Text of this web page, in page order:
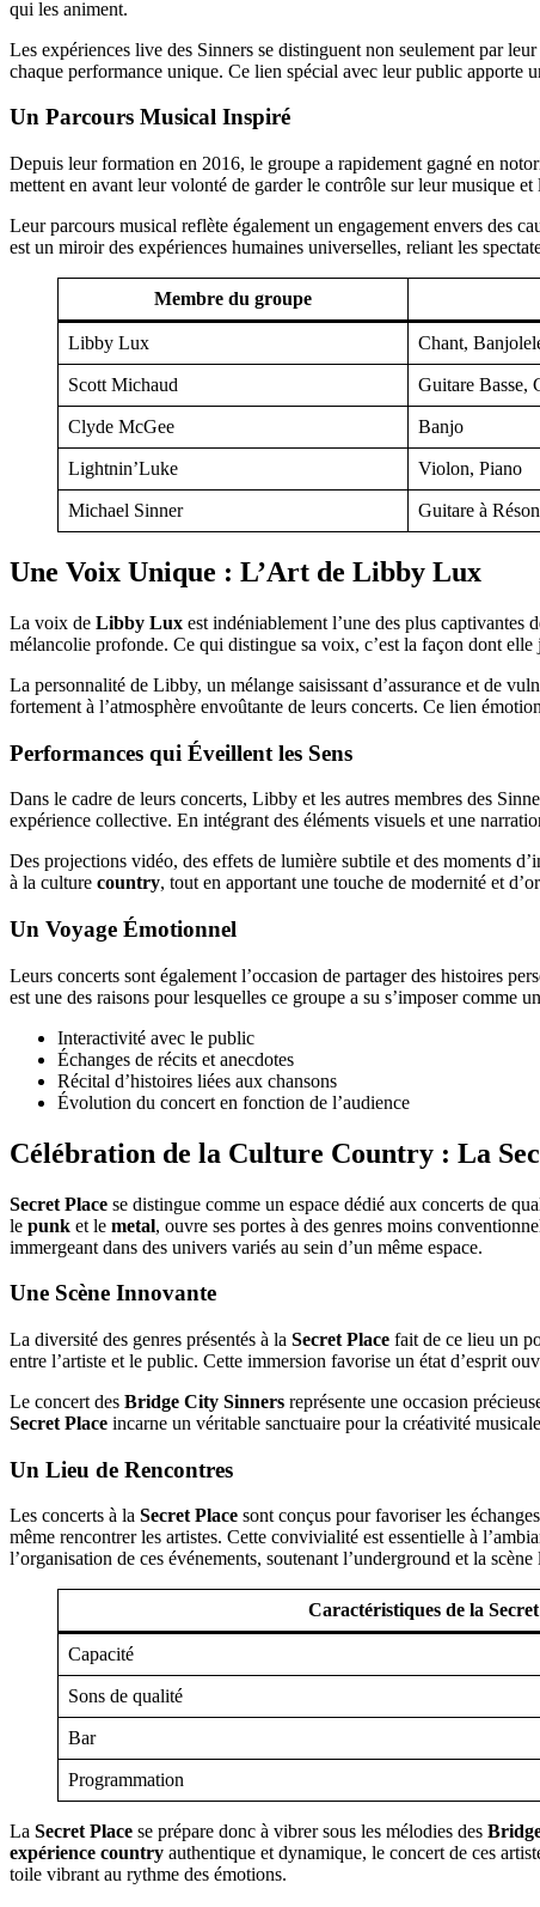
qui les animent.
Les expériences live des Sinners se distinguent non seulement par
chaque performance unique. Ce lien spécial avec leur public apporte
Un Parcours Musical Inspiré
Depuis leur formation en 2016, le groupe a rapidement gagné en
mettent en avant leur volonté de garder le contrôle sur leur musique
Leur parcours musical reflète également un engagement envers des
est un miroir des expériences humaines universelles, reliant les
Membre du groupe
Libby Lux Chant,
Scott Michaud Guitare Basse,
Clyde McGee Banjo
Lightnin’Luke Violon, Piano
Michael Sinner Guitare à
Une Voix Unique : L’Art de Libby Lux
La voix de Libby Lux est indéniablement l’une des plus captivantes
mélancolie profonde. Ce qui distingue sa voix, c’est la façon dont elle
La personnalité de Libby, un mélange saisissant d’assurance et de
fortement à l’atmosphère envoûtante de leurs concerts. Ce lien
Performances qui Éveillent les Sens
Dans le cadre de leurs concerts, Libby et les autres membres des
expérience collective. En intégrant des éléments visuels et une
Des projections vidéo, des effets de lumière subtile et des moments
à la culture country, tout en apportant une touche de modernité et
Un Voyage Émotionnel
Leurs concerts sont également l’occasion de partager des histoires
est une des raisons pour lesquelles ce groupe a su s’imposer comme
Interactivité avec le public
Échanges de récits et anecdotes
Récital d’histoires liées aux chansons
Évolution du concert en fonction de l’audience
Célébration de la Culture Country : La
Secret Place se distingue comme un espace dédié aux concerts de
le punk et le metal, ouvre ses portes à des genres moins
immergeant dans des univers variés au sein d’un même espace.
Une Scène Innovante
La diversité des genres présentés à la Secret Place fait de ce lieu un
entre l’artiste et le public. Cette immersion favorise un état d’esprit
Le concert des Bridge City Sinners représente une occasion
Secret Place incarne un véritable sanctuaire pour la créativité
Un Lieu de Rencontres
Les concerts à la Secret Place sont conçus pour favoriser les
même rencontrer les artistes. Cette convivialité est essentielle à
l’organisation de ces événements, soutenant l’underground et la scène
Caractéristiques de la
Capacité
Sons de qualité
Bar
Programmation
La Secret Place se prépare donc à vibrer sous les mélodies des
expérience country authentique et dynamique, le concert de ces
toile vibrant au rythme des émotions.